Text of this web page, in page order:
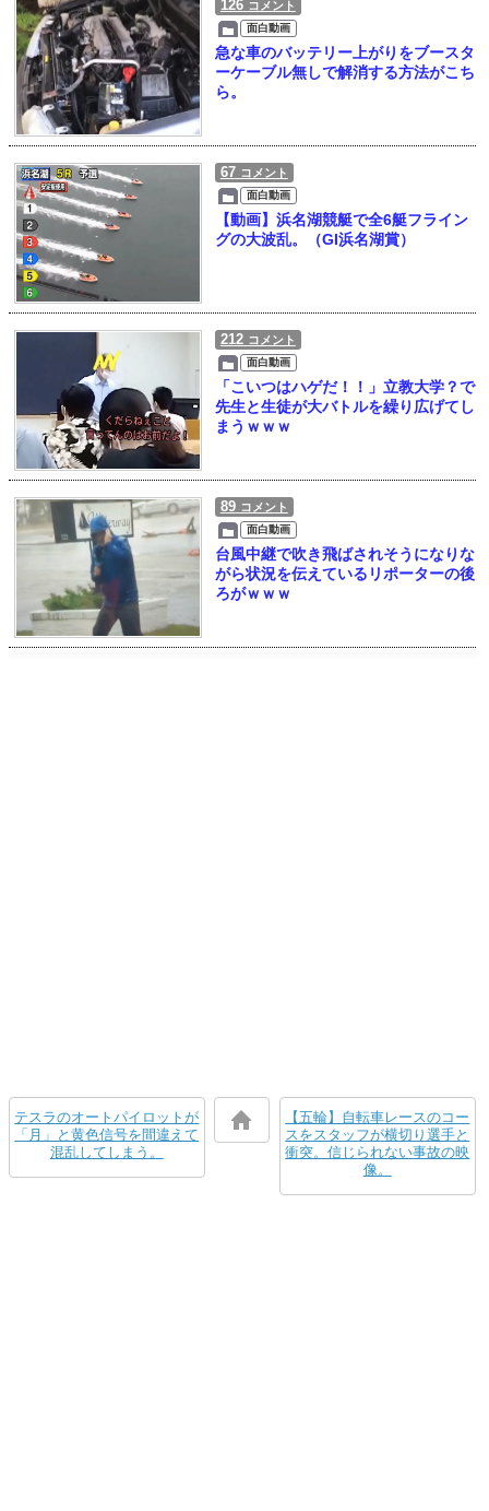
126 コメント
面白動画
急な車のバッテリー上がりをブースタ
ーケーブル無しで解消する方法がこち
ら。
67 コメント
面白動画
【動画】浜名湖競艇で全6艇フライン
グの大波乱。（GI浜名湖賞）
212 コメント
面白動画
「こいつはハゲだ！！」立教大学？で
先生と生徒が大バトルを繰り広げてし
まうｗｗｗ
89 コメント
面白動画
台風中継で吹き飛ばされそうになりな
がら状況を伝えているリポーターの後
ろがｗｗｗ
テスラのオートパイロットが
「月」と黄色信号を間違えて
混乱してしまう。
【五輪】自転車レースのコー
スをスタッフが横切り選手と
衝突。信じられない事故の映
像。